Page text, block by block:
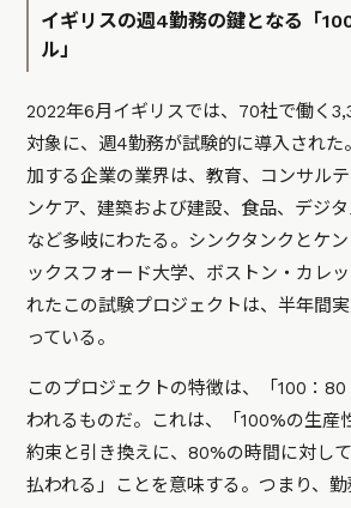
イギリスの週4勤務の鍵となる「
ル」
2022年6月イギリスでは、70社で働く
対象に、週4勤務が試験的に導入された。
加する企業の業界は、教育、コンサル
ンケア、建築および建設、食品、デジ
など多岐にわたる。 シンクタンクとケ
ックスフォード大学、ボストン・カレ
れたこの試験プロジェクトは、半年間
っている。
このプロジェクトの特徴は、「100：
われるものだ。これは、「100%の生産
約束と引き換えに、80%の時間に対し
払われる」ことを意味する。つまり、